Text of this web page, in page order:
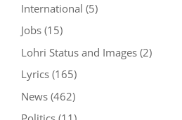
International (5)
Jobs(15)
Lohri Status and Images(2)
Lyrics(165)
News(462)